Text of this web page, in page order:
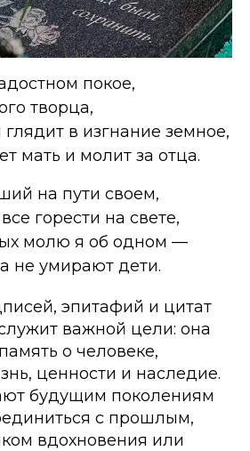
покое,
творца,
в изгнание земное,
мать и молит за отца.
на пути своем,
горести на свете,
молю я об одном —
не умирают дети.
эпитафий и цитат
важной цели: она
о человеке,
ценности и наследие.
будущим поколениям
с прошлым,
вдохновения или